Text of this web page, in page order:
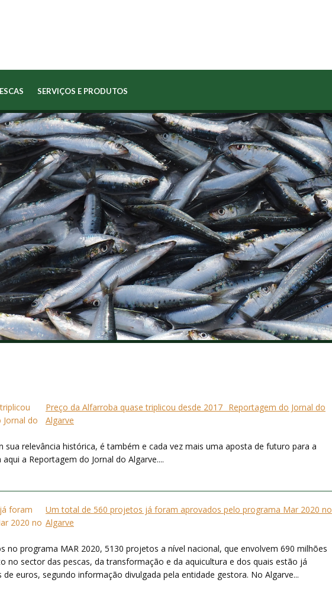
SERVIÇOS E PRODUTOS
Preço da Alfarroba quase triplicou desde 2017_ Reportagem do Jornal do
Algarve
sua relevância histórica, é também e cada vez mais uma aposta de futuro para a
a Reportagem do Jornal do Algarve....
Um total de 560 projetos já foram aprovados pelo programa Mar 2020 no
Algarve
no programa MAR 2020, 5130 projetos a nível nacional, que envolvem 690 milhões
no sector das pescas, da transformação e da aquicultura e dos quais estão já
euros, segundo informação divulgada pela entidade gestora. No Algarve...